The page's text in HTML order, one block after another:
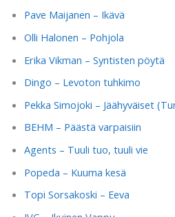
Pave Maijanen – Ikävä
Olli Halonen – Pohjola
Erika Vikman – Syntisten pöytä
Dingo – Levoton tuhkimo
Pekka Simojoki – Jäähyväiset
BEHM – Päästä varpaisiin
Agents – Tuuli tuo, tuuli vie
Popeda – Kuuma kesä
Topi Sorsakoski – Eeva